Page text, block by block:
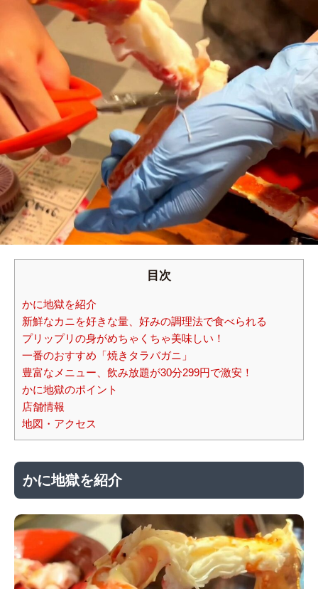
目次
かに地獄を紹介
新鮮なカニを好きな量、好みの調理法で食べられる
プリップリの身がめちゃくちゃ美味しい！
一番のおすすめ「焼きタラバガニ」
豊富なメニュー、飲み放題が30分299円で激安！
かに地獄のポイント
店舗情報
地図・アクセス
かに地獄を紹介